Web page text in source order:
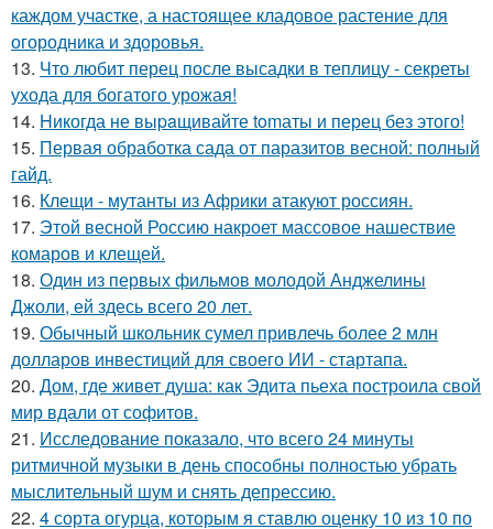
каждом участке, а настоящее кладовое растение для
огородника и здоровья.
13. Что любит перец после высадки в теплицу - секреты
ухода для богатого урожая!
14. Hикогда не выpaщивайте tomаты и перец без этого!
15. Первая обработка сада от паразитов весной: полный
гайд.
16. Клещи - мутанты из Африки атакуют россиян.
17. Этой весной Россию накроет массовое нашествие
комаров и клещей.
18. Один из первых фильмов молодой Анджелины
Джоли, ей здесь всего 20 лет.
19. Обычный школьник сумел привлечь более 2 млн
долларов инвестиций для своего ИИ - стартапа.
20. Дом, где живет душа: как Эдита пьеха построила свой
мир вдали от софитов.
21. Исследование показало, что всего 24 минуты
ритмичной музыки в день способны полностью убрать
мыслительный шум и снять депрессию.
22. 4 сорта огурца, которым я ставлю оценку 10 из 10 по